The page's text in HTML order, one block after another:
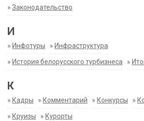
» Законодательство
И
» Инфотуры » Инфраструктура
» История белорусского турбизнеса »
К
» Кадры » Комментарий » Конкурсы »
» Круизы » Курорты